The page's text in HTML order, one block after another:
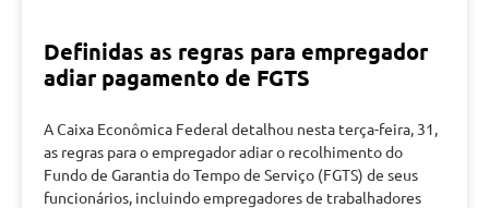
Definidas as regras para empregador
adiar pagamento de FGTS
A Caixa Econômica Federal detalhou nesta terça-feira, 31,
as regras para o empregador adiar o recolhimento do
Fundo de Garantia do Tempo de Serviço (FGTS) de seus
funcionários, incluindo empregadores de trabalhadores